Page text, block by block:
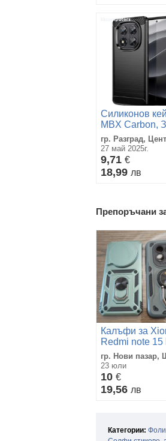
Силиконов
MBX Carbon,
Xiaomi Redmi
14 Pro 5G,
гр. Разград,
27 май 2025г.
9,71 €
18,99 лв
Препоръчани
Калъфи за
Redmi note 15
5G
гр. Нови пазар,
23 юли
10 €
19,56 лв
Категории: